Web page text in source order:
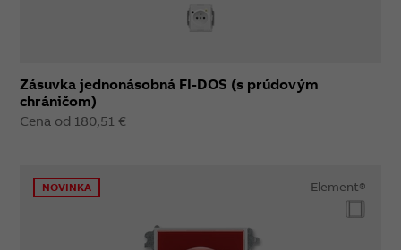
Zásuvka jednonásobná FI-DOS (s prúdovým
chráničom)
Cena od 180,51 €
NOVINKA Element®